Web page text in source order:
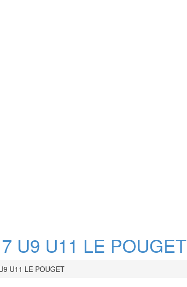
U9 U11 LE POUGET
U11 LE POUGET